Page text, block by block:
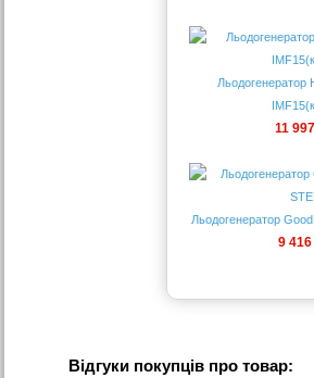
Льодогенератор
11
Льодогенератор
9 416
Відгуки покупців про товар: